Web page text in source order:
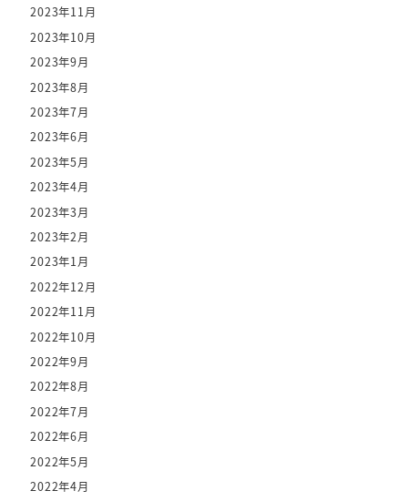
2023年11月
2023年10月
2023年9月
2023年8月
2023年7月
2023年6月
2023年5月
2023年4月
2023年3月
2023年2月
2023年1月
2022年12月
2022年11月
2022年10月
2022年9月
2022年8月
2022年7月
2022年6月
2022年5月
2022年4月